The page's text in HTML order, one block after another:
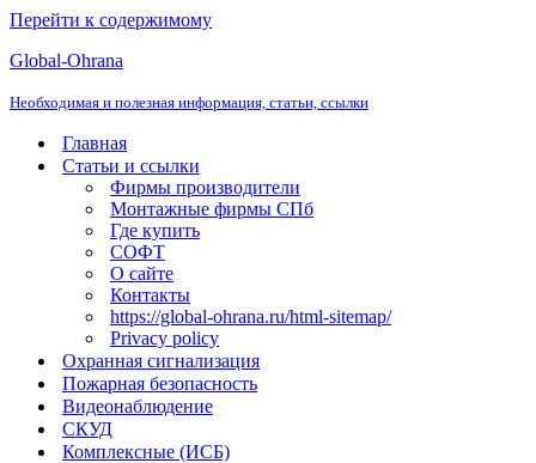
Перейти к содержимому
Global-Ohrana
Необходимая и полезная информация, статьи, ссылки
Главная
Статьи и ссылки
Фирмы производители
Монтажные фирмы СПб
Где купить
СОФТ
О сайте
Контакты
https://global-ohrana.ru/html-sitemap/
Privacy policy
Охранная сигнализация
Пожарная безопасность
Видеонаблюдение
СКУД
Комплексные (ИСБ)